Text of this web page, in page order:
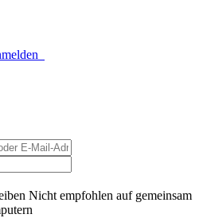
Nicht empfohlen auf gemeinsam